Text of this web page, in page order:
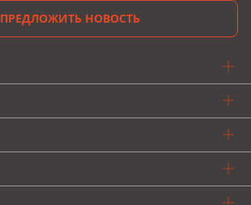
ПРЕДЛОЖИТЬ НОВОСТЬ